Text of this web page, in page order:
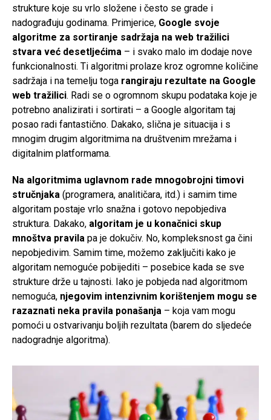
strukture koje su vrlo složene i često se grade i
nadograđuju godinama. Primjerice, Google svoje
algoritme za sortiranje sadržaja na web tražilici
stvara već desetljećima – i svako malo im dodaje nove
funkcionalnosti. Ti algoritmi prolaze kroz ogromne količine
sadržaja i na temelju toga rangiraju rezultate na Google
web tražilici. Radi se o ogromnom skupu podataka koje je
potrebno analizirati i sortirati – a Google algoritam taj
posao radi fantastično. Dakako, slična je situacija i s
mnogim drugim algoritmima na društvenim mrežama i
digitalnim platformama.
Na algoritmima uglavnom rade mnogobrojni timovi
stručnjaka (programera, analitičara, itd.) i samim time
algoritam postaje vrlo snažna i gotovo nepobjediva
struktura. Dakako, algoritam je u konačnici skup
mnoštva pravila pa je dokučiv. No, kompleksnost ga čini
nepobjedivim. Samim time, možemo zaključiti kako je
algoritam nemoguće pobijediti – posebice kada se sve
strukture drže u tajnosti. Iako je pobjeda nad algoritmom
nemoguća, njegovim intenzivnim korištenjem mogu se
razaznati neka pravila ponašanja – koja vam mogu
pomoći u ostvarivanju boljih rezultata (barem do sljedeće
nadogradnje algoritma).